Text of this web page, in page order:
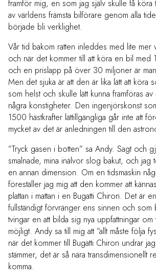
framför mig, en som jag själv skulle få köra
av världens främsta bilförare genom alla
började bli verklighet.
Vår tid bakom ratten inleddes med lite mer
och när det kommer till att köra en bil med
och en prislapp på över 30 miljoner är
Men det sjuka är att den är lika lätt att köra
som helst och skulle lätt kunna framföras
några konstigheter. Den ingenjörskonst
1500 hästkrafter lättillgängliga går inte att
mycket av det är anledningen till den
”Tryck gasen i botten” sa Andy. Sagt och
smalnade, mina inälvor slog bakut, och jag
en annan dimension. Om en tidsmaskin
föreställer jag mig att den kommer att
plattan i mattan i en Bugatti Chiron. Det är
fullständigt förvränger ens sinnen och som
tvingar en att bilda sig nya uppfattningar om
möjligt. Andy sa till mig att ”allt måste följa
när det kommer till Bugatti Chiron undrar
stämmer, det är så nära transdimensionellt
komma.